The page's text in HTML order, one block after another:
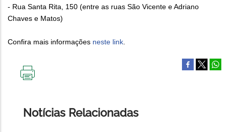
- Rua Santa Rita, 150 (entre as ruas São Vicente e Adriano
Chaves e Matos)
Confira mais informações neste link.
Notícias Relacionadas